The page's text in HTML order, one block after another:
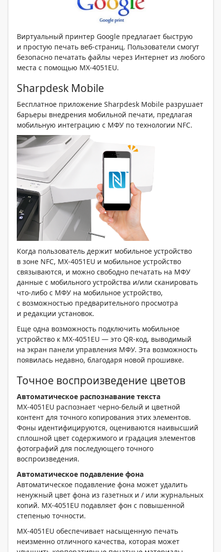
Виртуальный принтер Google предлагает быструю
и простую печать веб-страниц. Пользователи смогут
безопасно печатать файлы через Интернет из любого
места с помощью MX-4051EU.
Sharpdesk Mobile
Бесплатное приложение Sharpdesk Mobile разрушает
барьеры внедрения мобильной печати, предлагая
мобильную интеграцию с МФУ по технологии NFC.
Когда пользователь держит мобильное устройство
в зоне NFC, MX-4051EU и мобильное устройство
связываются, и можно свободно печатать на МФУ
данные с мобильного устройства и/или сканировать
что-либо с МФУ на мобильное устройство,
с возможностью предварительного просмотра
и редакции установок.
Еще одна возможность подключить мобильное
устройство к MX-4051EU — это QR-код, выводимый
на экран панели управления МФУ. Эта возможность
появилась недавно, благодаря новой прошивке.
Точное воспроизведение цветов
Автоматическое распознавание текста
MX-4051EU распознает черно-белый и цветной
контент для точного копирования этих элементов.
Фоны идентифицируются, оцениваются наивысший
сплошной цвет содержимого и градация элементов
фотографий для последующего точного
воспроизведения.
Автоматическое подавление фона
Автоматическое подавление фона может удалить
ненужный цвет фона из газетных и / или журнальных
копий. MX-4051EU подавляет фон с повышенной
степенью точности.
MX-4051EU обеспечивает насыщенную печать
неизменно отличного качества, которая может